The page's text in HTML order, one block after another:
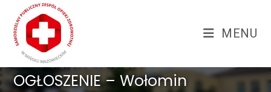
treści
content
MENU
OGŁOSZENIE – Wołomin